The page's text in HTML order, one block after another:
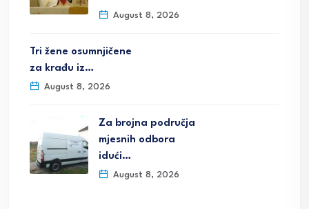
August 8, 2026
Tri žene osumnjičene
za krađu iz…
August 8, 2026
Za brojna područja
mjesnih odbora
idući…
August 8, 2026